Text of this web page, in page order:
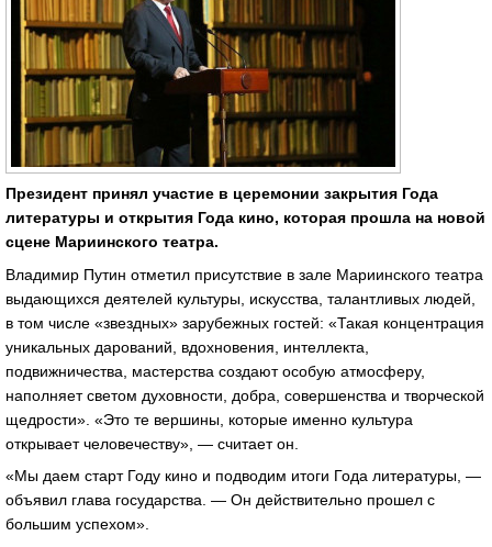
Президент принял участие в церемонии закрытия Года
литературы и открытия Года кино, которая прошла на новой
сцене Мариинского театра.
Владимир Путин отметил присутствие в зале Мариинского театра
выдающихся деятелей культуры, искусства, талантливых людей,
в том числе «звездных» зарубежных гостей: «Такая концентрация
уникальных дарований, вдохновения, интеллекта,
подвижничества, мастерства создают особую атмосферу,
наполняет светом духовности, добра, совершенства и творческой
щедрости». «Это те вершины, которые именно культура
открывает человечеству», — считает он.
«Мы даем старт Году кино и подводим итоги Года литературы, —
объявил глава государства. — Он действительно прошел с
большим успехом».